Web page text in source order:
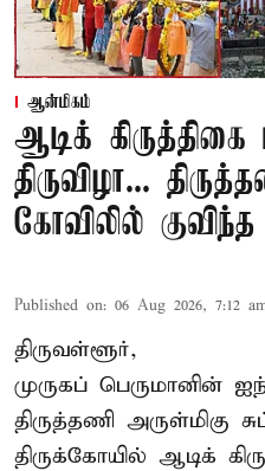
ஆன்மிகம்
ஆடிக்
திருவிழா...
கோவிலில்
Published on: 06 Aug 2026, 7:12
திருவள்ளூர்,
முருகப் பெருமானின்
திருத்தணி அருள்மிகு
திருக்கோயில் ஆடிக்